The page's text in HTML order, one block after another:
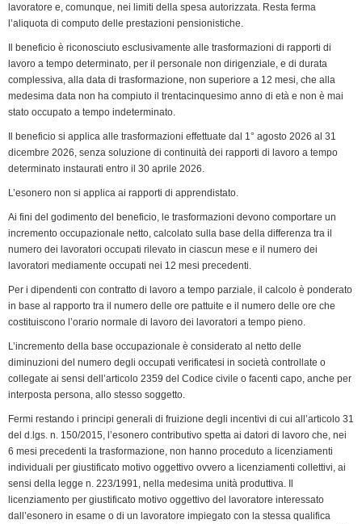
lavoratore e, comunque, nei limiti della spesa autorizzata. Resta ferma
l’aliquota di computo delle prestazioni pensionistiche.
Il beneficio è riconosciuto esclusivamente alle trasformazioni di rapporti di
lavoro a tempo determinato, per il personale non dirigenziale, e di durata
complessiva, alla data di trasformazione, non superiore a 12 mesi, che alla
medesima data non ha compiuto il trentacinquesimo anno di età e non è mai
stato occupato a tempo indeterminato.
Il beneficio si applica alle trasformazioni effettuate dal 1° agosto 2026 al 31
dicembre 2026, senza soluzione di continuità dei rapporti di lavoro a tempo
determinato instaurati entro il 30 aprile 2026.
L’esonero non si applica ai rapporti di apprendistato.
Ai fini del godimento del beneficio, le trasformazioni devono comportare un
incremento occupazionale netto, calcolato sulla base della differenza tra il
numero dei lavoratori occupati rilevato in ciascun mese e il numero dei
lavoratori mediamente occupati nei 12 mesi precedenti.
Per i dipendenti con contratto di lavoro a tempo parziale, il calcolo è ponderato
in base al rapporto tra il numero delle ore pattuite e il numero delle ore che
costituiscono l’orario normale di lavoro dei lavoratori a tempo pieno.
L’incremento della base occupazionale è considerato al netto delle
diminuzioni del numero degli occupati verificatesi in società controllate o
collegate ai sensi dell’articolo 2359 del Codice civile o facenti capo, anche per
interposta persona, allo stesso soggetto.
Fermi restando i principi generali di fruizione degli incentivi di cui all’articolo 31
del d.lgs. n. 150/2015, l’esonero contributivo spetta ai datori di lavoro che, nei
6 mesi precedenti la trasformazione, non hanno proceduto a licenziamenti
individuali per giustificato motivo oggettivo ovvero a licenziamenti collettivi, ai
sensi della legge n. 223/1991, nella medesima unità produttiva. Il
licenziamento per giustificato motivo oggettivo del lavoratore interessato
dall’esonero in esame o di un lavoratore impiegato con la stessa qualifica